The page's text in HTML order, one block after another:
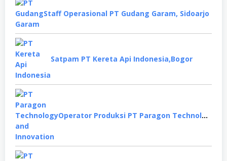
Staff Operasional PT Gudang Garam, Sidoarjo
Satpam PT Kereta Api Indonesia,Bogor
Operator Produksi PT Paragon Technology and Innovation, Tangerang